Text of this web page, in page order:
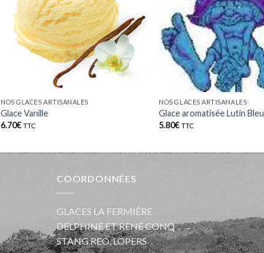
NOS GLACES ARTISANALES
Glace Vanille
6.70€ TTC
NOS GLACES ARTISANALES
Glace aromatisée Lutin Bleu
5.80€ TTC
COORDONNÉES
GLACES LA FERMIÈRE
DELPHINE ET RENÉ CONQ
STANG REO, LOPERS